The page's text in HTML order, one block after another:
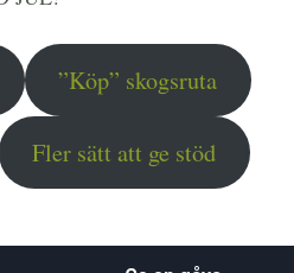
”Köp” skogsruta
Fler sätt att ge stöd